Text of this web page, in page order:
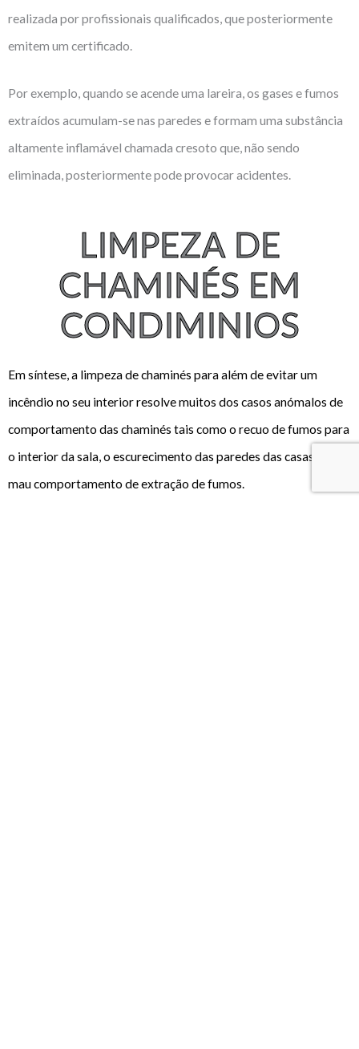
realizada por profissionais qualificados, que posteriormente
emitem um certificado.
Por exemplo, quando se acende uma lareira, os gases e fumos
extraídos acumulam-se nas paredes e formam uma substância
altamente inflamável chamada cresoto que, não sendo
eliminada, posteriormente pode provocar acidentes.
LIMPEZA DE
CHAMINÉS EM
CONDIMINIOS
Em síntese, a limpeza de chaminés para além de evitar um
incêndio no seu interior resolve muitos dos casos anómalos de
comportamento das chaminés tais como o recuo de fumos para
o interior da sala, o escurecimento das paredes das casas e um
mau comportamento de extração de fumos.